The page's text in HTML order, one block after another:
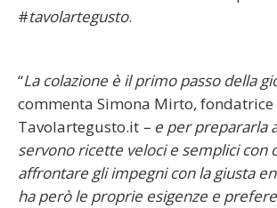
#tavolartegusto.
“La colazione è il primo passo della
commenta Simona Mirto, fondatrice
Tavolartegusto.it – e per prepararla
servono ricette veloci e semplici con
affrontare gli impegni con la giusta
ha però le proprie esigenze e